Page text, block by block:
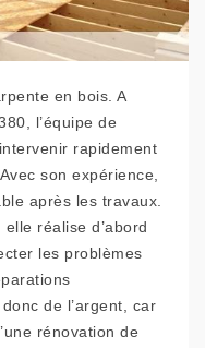
en bois. A
l’équipe de
rapidement
son expérience,
après les travaux.
réalise d’abord
les problèmes
de l’argent, car
rénovation de